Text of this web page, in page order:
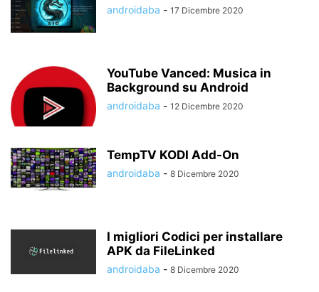
androidaba - 17 Dicembre 2020
YouTube Vanced: Musica in
Background su Android
androidaba - 12 Dicembre 2020
TempTV KODI Add-On
androidaba - 8 Dicembre 2020
I migliori Codici per installare
APK da FileLinked
androidaba - 8 Dicembre 2020